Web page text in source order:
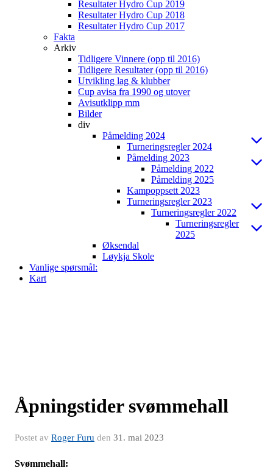
Resultater Hydro Cup 2019
Resultater Hydro Cup 2018
Resultater Hydro Cup 2017
Fakta
Arkiv
Tidligere Vinnere (opp til 2016)
Tidligere Resultater (opp til 2016)
Utvikling lag & klubber
Cup avisa fra 1990 og utover
Avisutklipp mm
Bilder
div
Påmelding 2024
Turneringsregler 2024
Påmelding 2023
Påmelding 2022
Påmelding 2025
Kampoppsett 2023
Turneringsregler 2023
Turneringsregler 2022
Turneringsregler
2025
Øksendal
Løykja Skole
Vanlige spørsmål:
Kart
Åpningstider svømmehall
Postet av Roger Furu den 31. mai 2023
Svømmehall: